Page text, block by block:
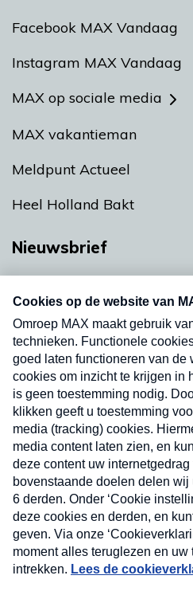
Facebook MAX Vandaag
Instagram MAX Vandaag
MAX op sociale media
MAX vakantieman
Meldpunt Actueel
Heel Holland Bakt
Nieuwsbrief
Neem hier een gratis
nieuwsbrief. Elke vrijdag-
uw mailbox.
Nieuwsbrief
Neem hier een gratis
nieuwsbrief. Elke vrijdag- en